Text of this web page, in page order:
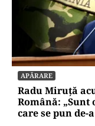
APĂRARE
Radu Miruță
Română: „Sunt
care se pun de-